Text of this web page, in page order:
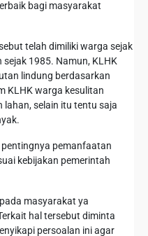
bagi masyarakat
telah dimiliki warga sejak
1985. Namun, KLHK
lindung berdasarkan
KLHK warga kesulitan
selain itu tentu saja
pentingnya pemanfaatan
kebijakan pemerintah
masyarakat ya
hal tersebut diminta
persoalan ini agar